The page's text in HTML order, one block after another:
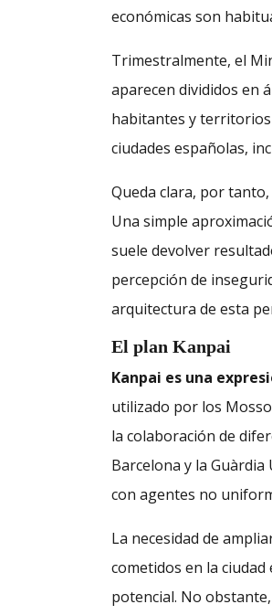
económicas son
Trimestralmente, el
aparecen divididos en
habitantes y territorios
ciudades españolas,
Queda clara, por tanto,
Una simple
suele devolver
percepción de
arquitectura de esta
El plan Kanpai
Kanpai es una
utilizado por los
la colaboración de
Barcelona y la
con agentes no
La necesidad de
cometidos en la
potencial. No